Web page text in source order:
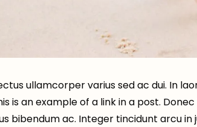
ullamcorper varius sed ac dui. In
is an example of a link in a post.
bibendum ac. Integer tincidunt arcu in